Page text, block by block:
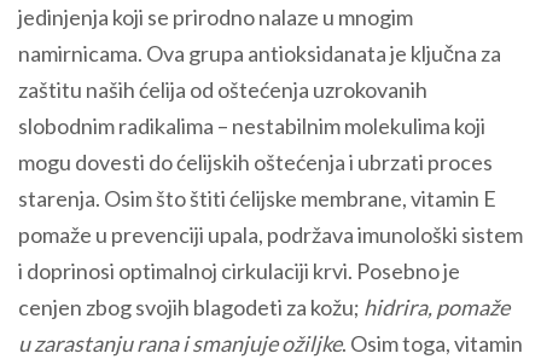
jedinjenja koji se prirodno nalaze u mnogim
namirnicama. Ova grupa antioksidanata je ključna za
zaštitu naših ćelija od oštećenja uzrokovanih
slobodnim radikalima – nestabilnim molekulima koji
mogu dovesti do ćelijskih oštećenja i ubrzati proces
starenja. Osim što štiti ćelijske membrane, vitamin E
pomaže u prevenciji upala, podržava imunološki sistem
i doprinosi optimalnoj cirkulaciji krvi. Posebno je
cenjen zbog svojih blagodeti za kožu; hidrira, pomaže
u zarastanju rana i smanjuje ožiljke. Osim toga, vitamin